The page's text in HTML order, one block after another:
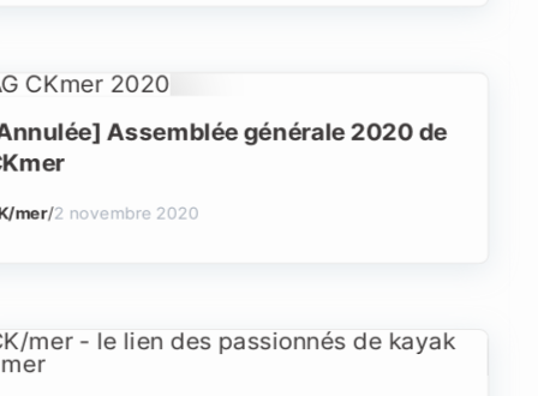
Assemblée générale 2020 de
mer/2 novembre 2020